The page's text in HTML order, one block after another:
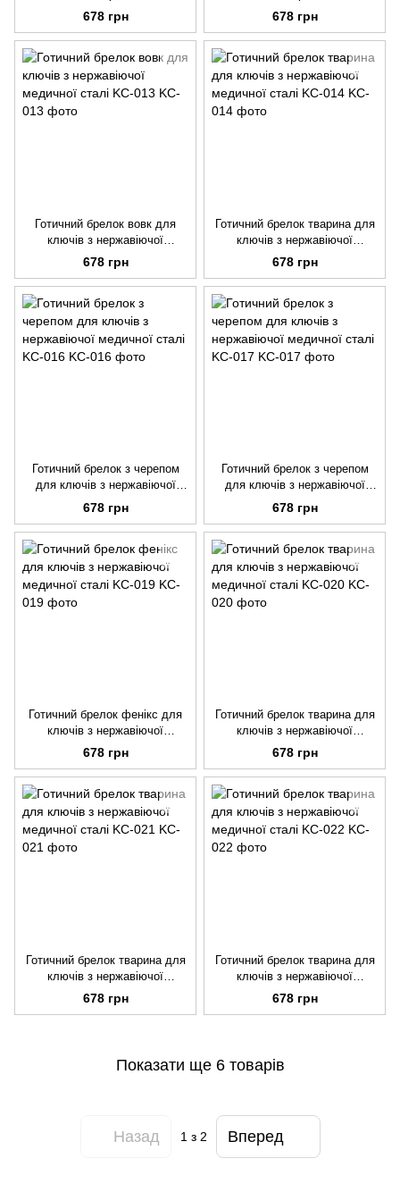
медичної сталі KC-011
678 грн
медичної сталі KC-012
678 грн
Готичний брелок вовк для
ключів з нержавіючої
медичної сталі KC-013
678 грн
Готичний брелок тварина для
ключів з нержавіючої
медичної сталі KC-014
678 грн
Готичний брелок з черепом
для ключів з нержавіючої
медичної сталі KC-016
678 грн
Готичний брелок з черепом
для ключів з нержавіючої
медичної сталі KC-017
678 грн
Готичний брелок фенікс для
ключів з нержавіючої
медичної сталі KC-019
678 грн
Готичний брелок тварина для
ключів з нержавіючої
медичної сталі KC-020
678 грн
Готичний брелок тварина для
ключів з нержавіючої
медичної сталі KC-021
678 грн
Готичний брелок тварина для
ключів з нержавіючої
медичної сталі KC-022
678 грн
Показати ще 6 товарів
Назад 1 з 2 Вперед